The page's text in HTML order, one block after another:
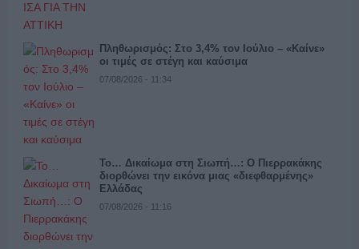
Πληθωρισμός: Στο 3,4% τον Ιούλιο – «Καίνε»
οι τιμές σε στέγη και καύσιμα
07/08/2026 - 11:34
Το… Δικαίωμα στη Σιωπή…: Ο Πιερρακάκης
διορθώνει την εικόνα μιας «διεφθαρμένης»
Ελλάδας
07/08/2026 - 11:16